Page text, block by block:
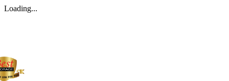
Loading...